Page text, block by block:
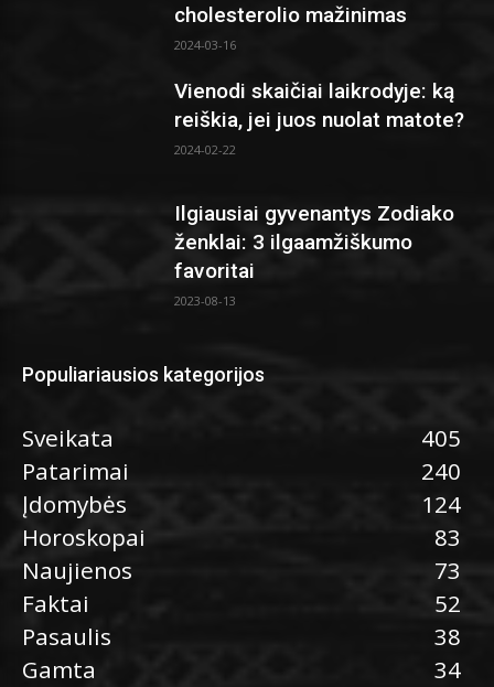
cholesterolio mažinimas
2024-03-16
Vienodi skaičiai laikrodyje: ką
reiškia, jei juos nuolat matote?
2024-02-22
Ilgiausiai gyvenantys Zodiako
ženklai: 3 ilgaamžiškumo
favoritai
2023-08-13
Populiariausios kategorijos
Sveikata
405
Patarimai
240
Įdomybės
124
Horoskopai
83
Naujienos
73
Faktai
52
Pasaulis
38
Gamta
34